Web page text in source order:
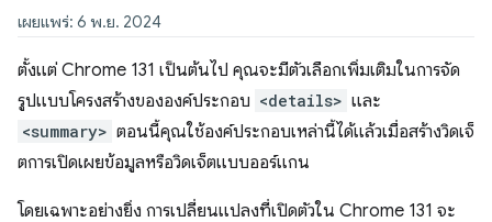
เผยแพร่: 6 พ.ย. 2024
ตั้งแต่ Chrome 131 เป็นต้นไป คุณจะมีตัวเลือกเพิ่มเติมในการจัด
รูปแบบโครงสร้างขององค์ประกอบ <details> และ
<summary> ตอนนี้คุณใช้องค์ประกอบเหล่านี้ได้แล้วเมื่อสร้างวิดเจ็
ตการเปิดเผยข้อมูลหรือวิดเจ็ตแบบออร์แกน
โดยเฉพาะอย่างยิ่ง การเปลี่ยนแปลงที่เปิดตัวใน Chrome 131 จะ